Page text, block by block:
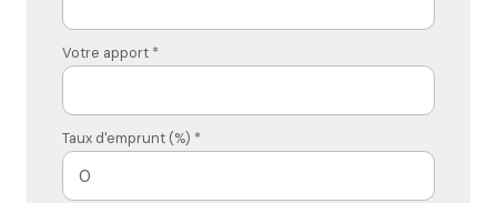
Votre apport *
Taux d'emprunt (%) *